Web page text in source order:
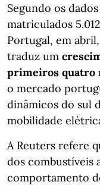
Segundo os
matriculados
Portugal, em
traduz um
primeiros quatro
o mercado
dinâmicos do sul
mobilidade
A Reuters refere
dos combustíveis
comportamento